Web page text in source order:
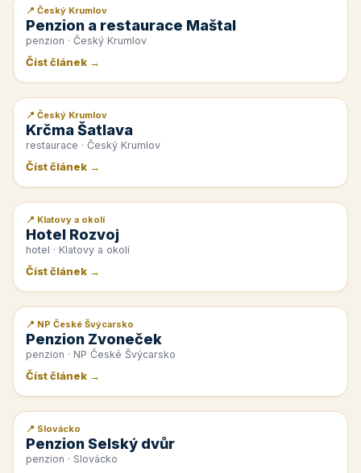
📰 PR článek
📍 Český Krumlov
Penzion a restaurace Maštal
penzion · Český Krumlov
Číst článek →
📰 PR článek
📍 Český Krumlov
Krčma Šatlava
restaurace · Český Krumlov
Číst článek →
📰 PR článek
📍 Klatovy a okolí
Hotel Rozvoj
hotel · Klatovy a okolí
Číst článek →
📰 PR článek
📍 NP České Švýcarsko
Penzion Zvoneček
penzion · NP České Švýcarsko
Číst článek →
📰 PR článek
📍 Slovácko
Penzion Selský dvůr
penzion · Slovácko